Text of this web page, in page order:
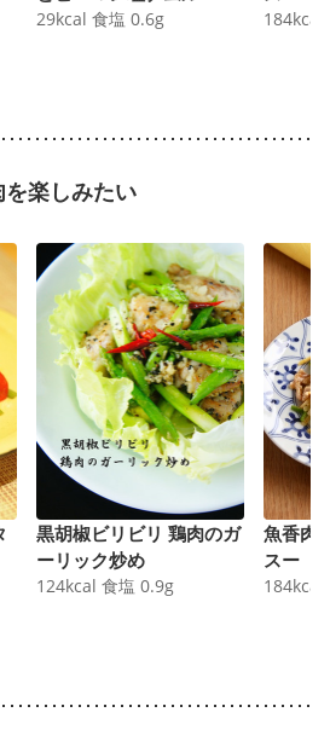
29kcal 食塩 0.6g 184kcal
楽しみたい
黒胡椒ビリビリ 鶏肉のガ
ーリック炒め
124kcal 食塩 0.9g
魚香肉
スー
184kcal